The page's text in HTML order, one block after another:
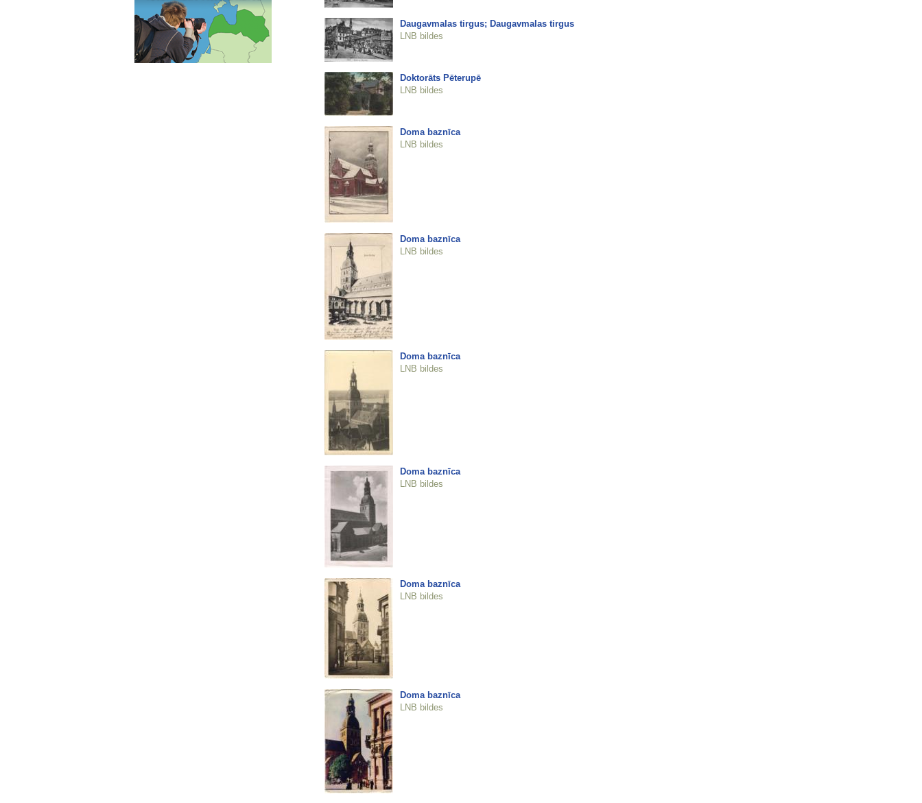
Daugavmalas tirgus; Daugavmalas tirgus
LNB bildes
Doktorāts Pēterupē
LNB bildes
Doma baznīca
LNB bildes
Doma baznīca
LNB bildes
Doma baznīca
LNB bildes
Doma baznīca
LNB bildes
Doma baznīca
LNB bildes
Doma baznīca
LNB bildes